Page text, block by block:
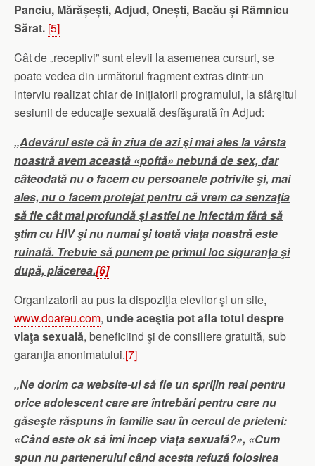
Panciu, Mărășești, Adjud, Onești, Bacău și Râmnicu
Sărat. [5]
Cât de „receptivi” sunt elevii la asemenea cursuri, se
poate vedea din următorul fragment extras dintr-un
interviu realizat chiar de iniţiatorii programului, la sfârşitul
sesiunii de educaţie sexuală desfăşurată în Adjud:
„Adevărul este că în ziua de azi şi mai ales la vârsta
noastră avem această «poftă» nebună de sex, dar
câteodată nu o facem cu persoanele potrivite şi, mai
ales, nu o facem protejat pentru că vrem ca senzaţia
să fie cât mai profundă şi astfel ne infectăm fără să
ştim cu HIV şi nu numai şi toată viaţa noastră este
ruinată. Trebuie să punem pe primul loc siguranţa şi
după, plăcerea.[6]
Organizatorii au pus la dispoziţia elevilor şi un site,
www.doareu.com, unde aceştia pot afla totul despre
viaţa sexuală, beneficiind şi de consiliere gratuită, sub
garanţia anonimatului.[7]
„Ne dorim ca website-ul să fie un sprijin real pentru
orice adolescent care are întrebări pentru care nu
găseşte răspuns în familie sau în cercul de prieteni:
«Când este ok să îmi încep viaţa sexuală?», «Cum
spun nu partenerului când acesta refuză folosirea